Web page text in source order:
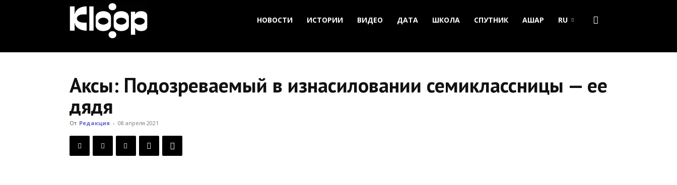
Новости
Кыргызстана
НОВОСТИ ИСТОРИИ ВИДЕО ДАТА ШКОЛА СПУТНИК АШАР RU
Аксы: Подозреваемый в изнасиловании семиклассницы — ее
дядя
От Редакция - 08 апреля 2021